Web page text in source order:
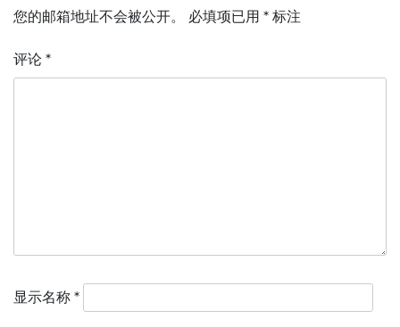
您的邮箱地址不会被公开。 必填项已用 * 标注
评论 *
显示名称 *